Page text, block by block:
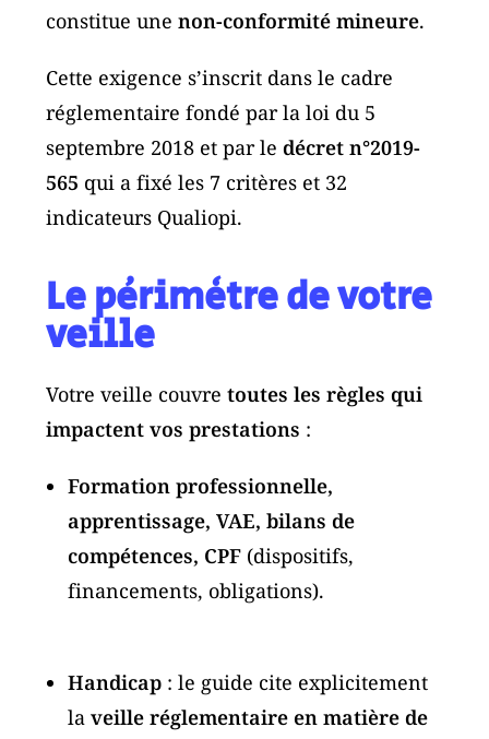
constitue unenon-conformité mineure.
Cette exigence s’inscrit dans le cadre
réglementaire fondé par la loi du 5
septembre 2018 et par ledécret n°2019-
565 qui a fixé les 7 critères et 32
indicateurs Qualiopi.
Le périmètre de votre
veille
Votre veille couvretoutes les règles qui
impactent vos prestations :
Formation professionnelle,
apprentissage, VAE, bilans de
compétences, CPF (dispositifs,
financements, obligations).
Handicap : le guide cite explicitement
laveille réglementaire en matière de